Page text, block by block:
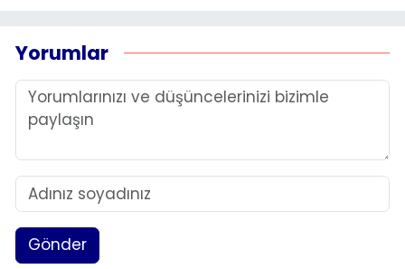
Yorumlar
Gönder